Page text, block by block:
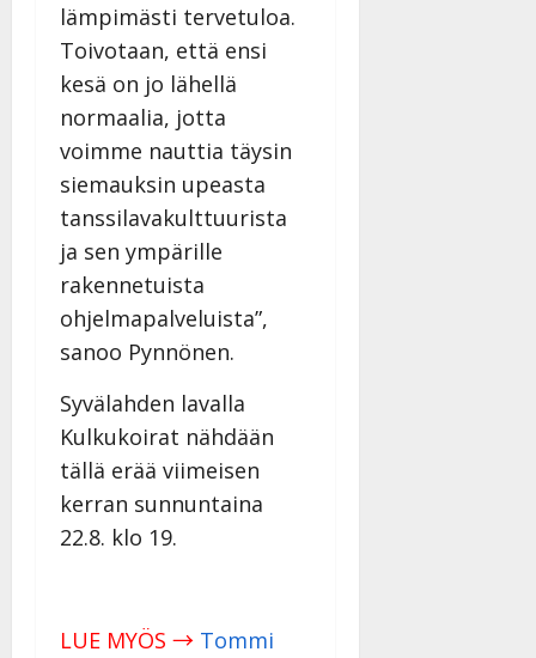
lämpimästi tervetuloa.
Toivotaan, että ensi
kesä on jo lähellä
normaalia, jotta
voimme nauttia täysin
siemauksin upeasta
tanssilavakulttuurista
ja sen ympärille
rakennetuista
ohjelmapalveluista”,
sanoo Pynnönen.
Syvälahden lavalla
Kulkukoirat nähdään
tällä erää viimeisen
kerran sunnuntaina
22.8. klo 19.
LUE MYÖS → Tommi